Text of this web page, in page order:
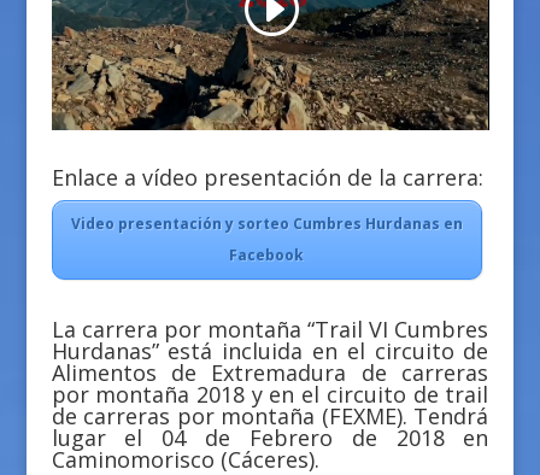
Enlace a vídeo presentación de la carrera:
Video presentación y sorteo Cumbres Hurdanas en
Facebook
La carrera por montaña “Trail VI Cumbres
Hurdanas” está incluida en el circuito de
Alimentos de Extremadura de carreras
por montaña 2018 y en el circuito de trail
de carreras por montaña (FEXME). Tendrá
lugar el 04 de Febrero de 2018 en
Caminomorisco (Cáceres).